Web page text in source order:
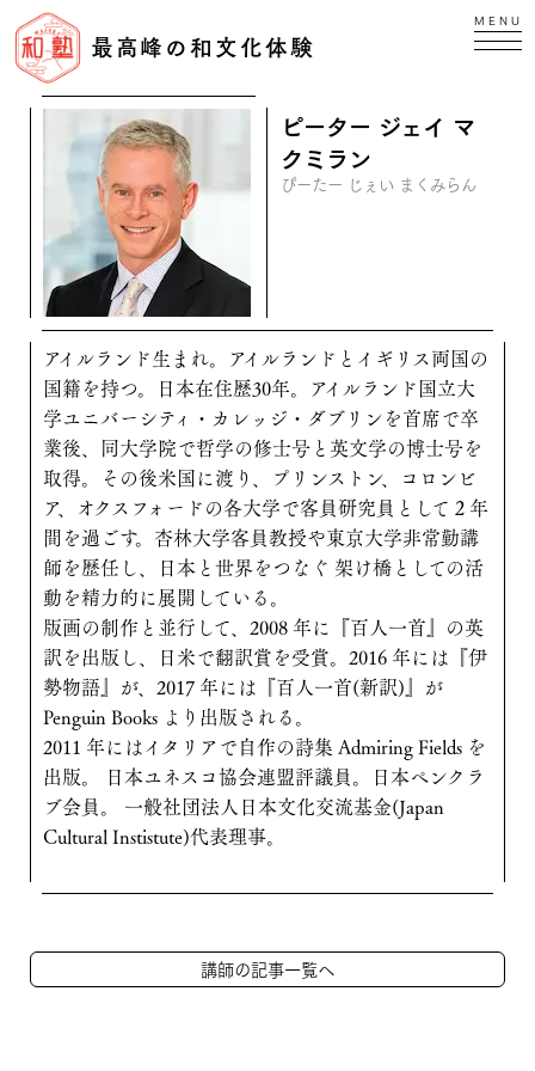
最高峰の和文化体験
MENU
ピーター ジェイ マ
クミラン
ぴーたー じぇい まくみらん
アイルランド生まれ。アイルランドとイギリス両国の
国籍を持つ。日本在住歴30年。アイルランド国立大
学ユニバーシティ・カレッジ・ダブリンを首席で卒
業後、同大学院で哲学の修士号と英文学の博士号を
取得。その後米国に渡り、プリンストン、コロンビ
ア、オクスフォードの各大学で客員研究員として２年
間を過ごす。杏林大学客員教授や東京大学非常勤講
師を歴任し、日本と世界をつなぐ 架け橋としての活
動を精力的に展開している。
版画の制作と並行して、2008 年に『百人一首』の英
訳を出版し、日米で翻訳賞を受賞。2016 年には『伊
勢物語』が、2017 年には『百人一首(新訳)』が
Penguin Books より出版される。
2011 年にはイタリアで自作の詩集 Admiring Fields を
出版。 日本ユネスコ協会連盟評議員。日本ペンクラ
ブ会員。 一般社団法人日本文化交流基金(Japan
Cultural Instistute)代表理事。
講師の記事一覧へ